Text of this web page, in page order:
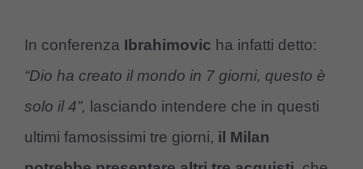
In conferenza Ibrahimovic ha infatti detto:
“Dio ha creato il mondo in 7 giorni, questo è
solo il 4”, lasciando intendere che in questi
ultimi famosissimi tre giorni, il Milan